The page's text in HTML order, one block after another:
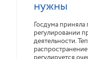
нужны
Госдума
регулировании
деятельности.